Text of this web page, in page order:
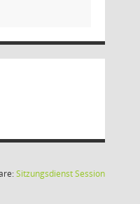
SitzungsdienstSession(Wird in